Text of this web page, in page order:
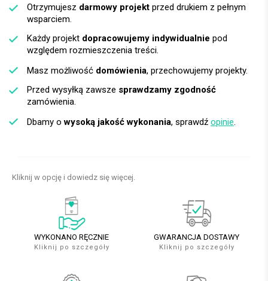
Otrzymujesz darmowy projekt przed drukiem z pełnym
wsparciem.
Każdy projekt dopracowujemy indywidualnie pod
względem rozmieszczenia treści.
Masz możliwość domówienia, przechowujemy projekty.
Przed wysyłką zawsze sprawdzamy zgodność
zamówienia.
Dbamy owysoką jakość wykonania, sprawdź opinie.
Kliknij w opcję i dowiedz się więcej.
WYKONANO RĘCZNIE
Kliknij po szczegóły
GWARANCJA DOSTAWY
Kliknij po szczegóły